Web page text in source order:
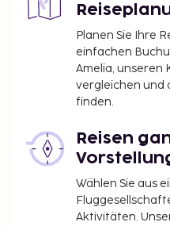
Planen Sie Ihre
einfachen
Amelia, unseren
vergleichen und
finden.
Reisen
Wählen Sie aus
Aktivitäten.